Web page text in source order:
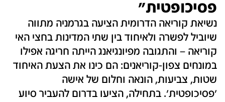
פסיכופטית"
נשיאת קוריאה הדרומית הציעה בגרמניה מתווה
שיוביל לפשרה ולאיחוד בין שתי המדינות בחצי האי
קוריאה – והתגובה מפיונגיאנג הייתה חריגה אפילו
במונחים צפון-קוריאנים: הם כינו את הצעת האיחוד
שטות, צביעות, הונאה וחלום של אישה
'פסיכופטית'. בתחילה, הציעו בדרום להעביר סיוע